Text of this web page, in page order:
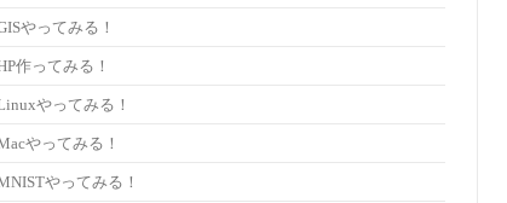
やってみる！
作ってみる！
やってみる！
やってみる！
やってみる！